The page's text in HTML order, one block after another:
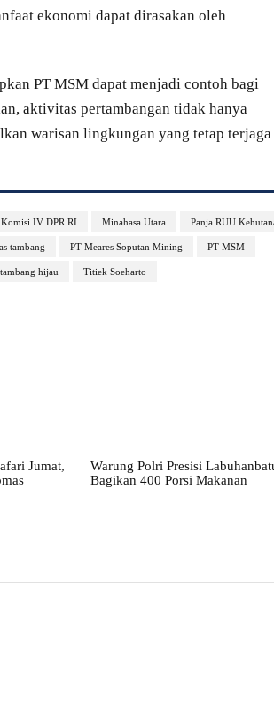
ekonomi dapat dirasakan oleh
PT MSM dapat menjadi contoh bagi
aktivitas pertambangan tidak hanya
warisan lingkungan yang tetap terjaga
Komisi IV DPR RI Minahasa Utara Panja RUU
tambang PT Meares Soputan Mining PT MSM
tambang hijau Titiek Soeharto
Jumat,
Warung Polri Presisi
Bagikan 400 Porsi Makanan